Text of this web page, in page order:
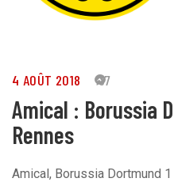
4 AOÛT 2018 37
Amical : Borussia
Rennes
Amical, Borussia Dortmund